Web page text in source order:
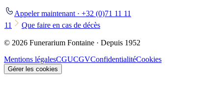
Appeler maintenant · +32 (0)71 11 11
11
Que faire en cas de décès
© 2026 Funerarium Fontaine · Depuis 1952
Mentions légalesCGUCGVConfidentialitéCookies
Gérer les cookies